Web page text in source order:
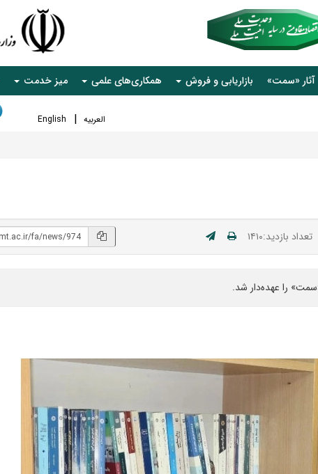
آثار «سمت» بازاریابی و فروش همکاری‌های علمی میز خدمت
العربیه English
تعداد بازدید:۱۴۱۰
را عهده‌دار شد.